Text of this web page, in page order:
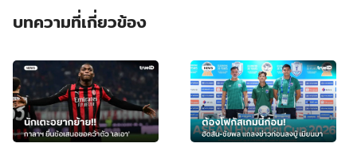
บทความที่เกี่ยวข้อง